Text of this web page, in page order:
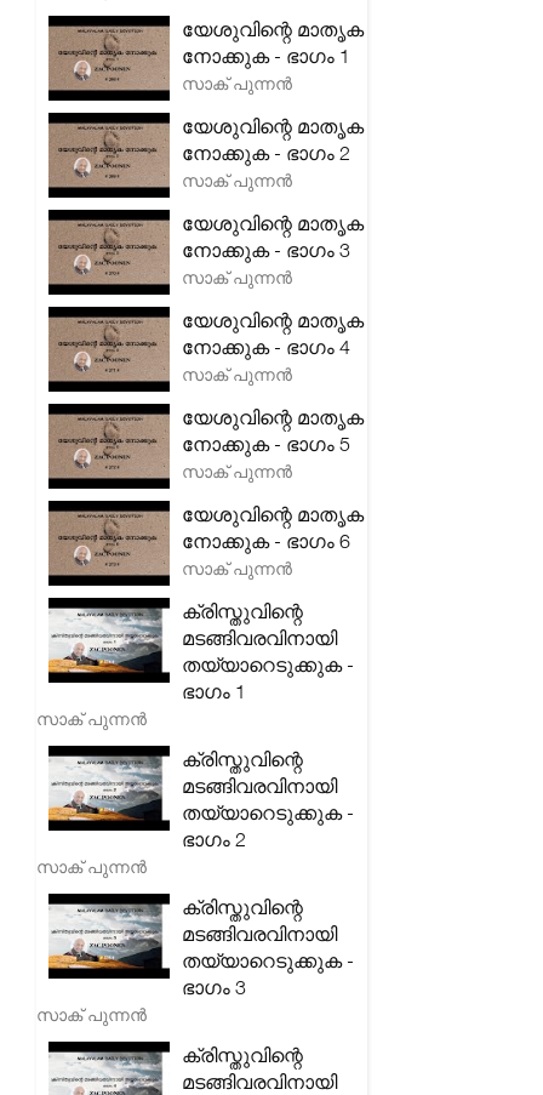
യേശുവിന്റെ മാതൃക
നോക്കുക - ഭാഗം 1
സാക് പുന്നൻ
യേശുവിന്റെ മാതൃക
നോക്കുക - ഭാഗം 2
സാക് പുന്നൻ
യേശുവിന്റെ മാതൃക
നോക്കുക - ഭാഗം 3
സാക് പുന്നൻ
യേശുവിന്റെ മാതൃക
നോക്കുക - ഭാഗം 4
സാക് പുന്നൻ
യേശുവിന്റെ മാതൃക
നോക്കുക - ഭാഗം 5
സാക് പുന്നൻ
യേശുവിന്റെ മാതൃക
നോക്കുക - ഭാഗം 6
സാക് പുന്നൻ
ക്രിസ്തുവിന്റെ
മടങ്ങിവരവിനായി
തയ്യാറെടുക്കുക -
ഭാഗം 1
സാക് പുന്നൻ
ക്രിസ്തുവിന്റെ
മടങ്ങിവരവിനായി
തയ്യാറെടുക്കുക -
ഭാഗം 2
സാക് പുന്നൻ
ക്രിസ്തുവിന്റെ
മടങ്ങിവരവിനായി
തയ്യാറെടുക്കുക -
ഭാഗം 3
സാക് പുന്നൻ
ക്രിസ്തുവിന്റെ
മടങ്ങിവരവിനായി